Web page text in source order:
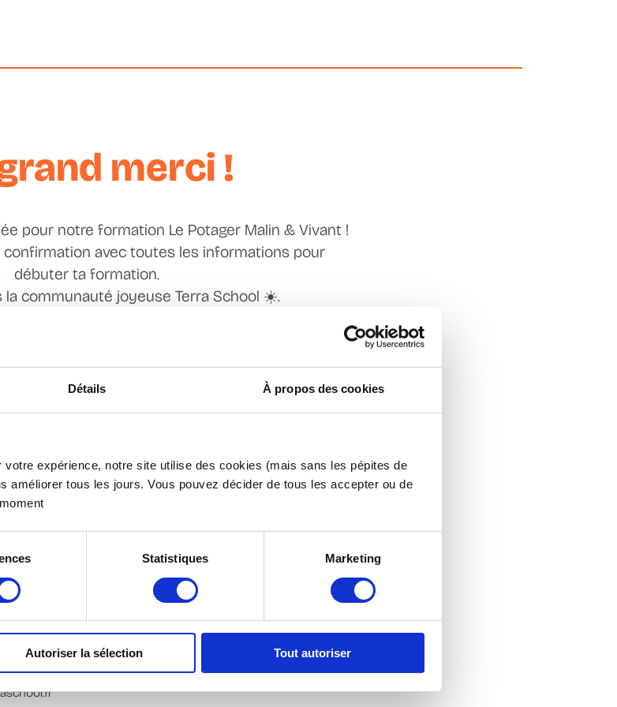
Détails À propos des cookies
expérience, notre site utilise des cookies (mais sans les pépites de
améliorer tous les jours. Vous pouvez décider de tous les accepter ou de
Statistiques Marketing
Autoriser la sélection Tout autoriser
merci !
pour notre formation Le Potager Malin & Vivant !
confirmation avec toutes les informations pour
débuter ta formation.
la communauté joyeuse Terra School ☀️.
cette formation comme cadeau ?
Quelle bonne idée !
à télécharger et à personnaliser
Nous lui enverrons les accès à la formation.
: